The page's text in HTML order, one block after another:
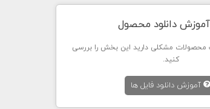
آموزش دانلود محصول
محصولات مشکلی دارید این بخش را بررسی
کنید.
آموزش دانلود فایل ها